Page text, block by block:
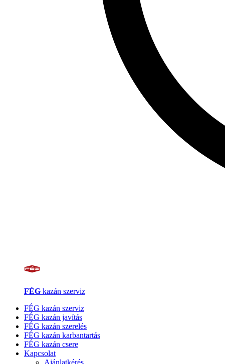
FÉG kazán szerviz
FÉG kazán szerviz
FÉG kazán javítás
FÉG kazán szerelés
FÉG kazán karbantartás
FÉG kazán csere
Kapcsolat
Ajánlatkérés